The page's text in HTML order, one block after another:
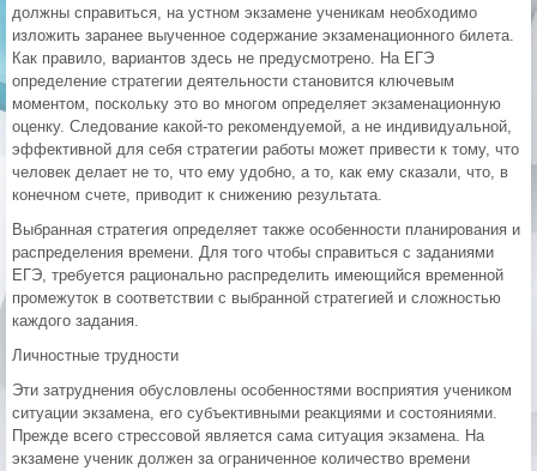
должны справиться, на устном экзамене ученикам необходимо
изложить заранее выученное содержание экзаменационного билета.
Как правило, вариантов здесь не предусмотрено. На ЕГЭ
определение стратегии деятельности становится ключевым
моментом, поскольку это во многом определяет экзаменационную
оценку. Следование какой-то рекомендуемой, а не индивидуальной,
эффективной для себя стратегии работы может привести к тому, что
человек делает не то, что ему удобно, а то, как ему сказали, что, в
конечном счете, приводит к снижению результата.
Выбранная стратегия определяет также особенности планирования и
распределения времени. Для того чтобы справиться с заданиями
ЕГЭ, требуется рационально распределить имеющийся временной
промежуток в соответствии с выбранной стратегией и сложностью
каждого задания.
Личностные трудности
Эти затруднения обусловлены особенностями восприятия учеником
ситуации экзамена, его субъективными реакциями и состояниями.
Прежде всего стрессовой является сама ситуация экзамена. На
экзамене ученик должен за ограниченное количество времени